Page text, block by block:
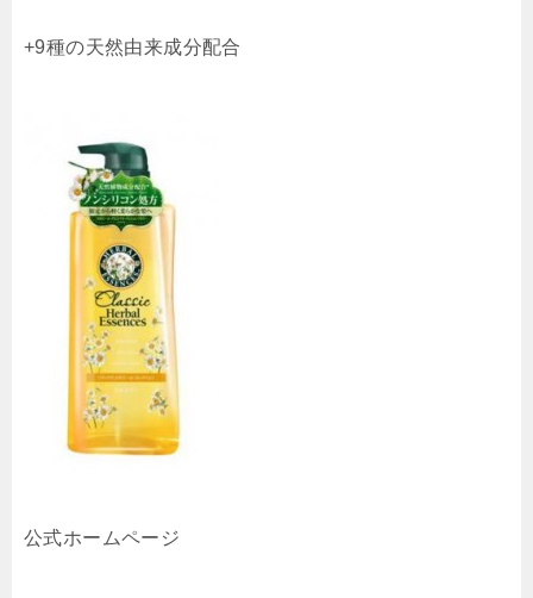
+9種の天然由来成分配合
公式ホームページ